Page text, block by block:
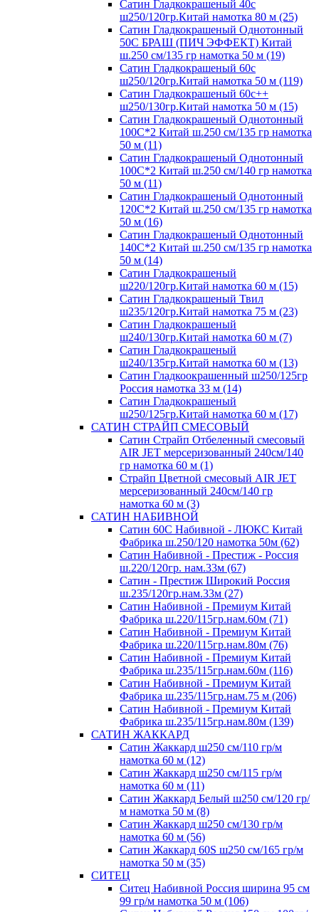
Сатин Гладкокрашеный 40с
ш250/120гр.Китай намотка 80 м (25)
Сатин Гладкокрашеный Однотонный
50С БРАШ (ПИЧ ЭФФЕКТ) Китай
ш.250 см/135 гр намотка 50 м (19)
Сатин Гладкокрашеный 60с
ш250/120гр.Китай намотка 50 м (119)
Сатин Гладкокрашеный 60с++
ш250/130гр.Китай намотка 50 м (15)
Сатин Гладкокрашеный Однотонный
100С*2 Китай ш.250 см/135 гр намотка
50 м (11)
Сатин Гладкокрашеный Однотонный
100С*2 Китай ш.250 см/140 гр намотка
50 м (11)
Сатин Гладкокрашеный Однотонный
120С*2 Китай ш.250 см/135 гр намотка
50 м (16)
Сатин Гладкокрашеный Однотонный
140С*2 Китай ш.250 см/135 гр намотка
50 м (14)
Сатин Гладкокрашеный
ш220/120гр.Китай намотка 60 м (15)
Сатин Гладкокрашеный Твил
ш235/120гр.Китай намотка 75 м (23)
Сатин Гладкокрашеный
ш240/130гр.Китай намотка 60 м (7)
Сатин Гладкокрашеный
ш240/135гр.Китай намотка 60 м (13)
Сатин Гладкоокрашенный ш250/125гр
Россия намотка 33 м (14)
Сатин Гладкокрашеный
ш250/125гр.Китай намотка 60 м (17)
САТИН СТРАЙП СМЕСОВЫЙ
Сатин Страйп Отбеленный смесовый
AIR JET мерсеризованный 240см/140
гр намотка 60 м (1)
Страйп Цветной смесовый AIR JET
мерсеризованный 240см/140 гр
намотка 60 м (3)
САТИН НАБИВНОЙ
Сатин 60С Набивной - ЛЮКС Китай
Фабрика ш.250/120 намотка 50м (62)
Сатин Набивной - Престиж - Россия
ш.220/120гр. нам.33м (67)
Сатин - Престиж Широкий Россия
ш.235/120гр.нам.33м (27)
Сатин Набивной - Премиум Китай
Фабрика ш.220/115гр.нам.60м (71)
Сатин Набивной - Премиум Китай
Фабрика ш.220/115гр.нам.80м (76)
Сатин Набивной - Премиум Китай
Фабрика ш.235/115гр.нам.60м (116)
Сатин Набивной - Премиум Китай
Фабрика ш.235/115гр.нам.75 м (206)
Сатин Набивной - Премиум Китай
Фабрика ш.235/115гр.нам.80м (139)
САТИН ЖАККАРД
Сатин Жаккард ш250 см/110 гр/м
намотка 60 м (12)
Сатин Жаккард ш250 см/115 гр/м
намотка 60 м (11)
Сатин Жаккард Белый ш250 см/120 гр/
м намотка 50 м (8)
Сатин Жаккард ш250 см/130 гр/м
намотка 60 м (56)
Сатин Жаккард 60S ш250 см/165 гр/м
намотка 50 м (35)
СИТЕЦ
Ситец Набивной Россия ширина 95 см
99 гр/м намотка 50 м (106)